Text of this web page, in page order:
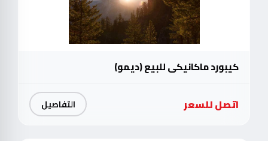
كيبورد ماكانيكي للبيع (ديمو)
اتصل للسعر التفاصيل